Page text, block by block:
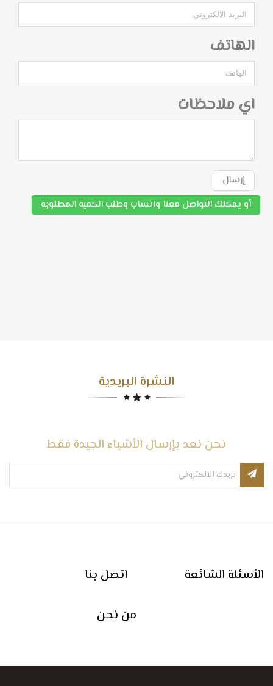
الهاتف
اي ملاحظات
إرسال
أو يمكنك التواصل معنا واتساب وطلب الكمية المطلوبة
النشرة البريدية
نحن نعد بإرسال الأشياء الجيدة فقط
اتصل بنا الأسئلة الشائعة
من نحن